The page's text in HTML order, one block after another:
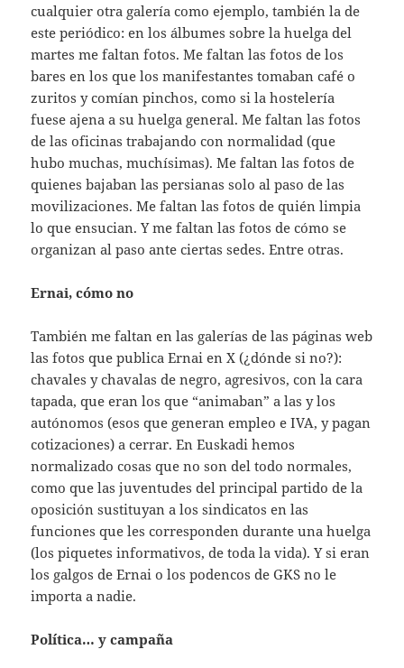
cualquier otra galería como ejemplo, también la de
este periódico: en los álbumes sobre la huelga del
martes me faltan fotos. Me faltan las fotos de los
bares en los que los manifestantes tomaban café o
zuritos y comían pinchos, como si la hostelería
fuese ajena a su huelga general. Me faltan las fotos
de las oficinas trabajando con normalidad (que
hubo muchas, muchísimas). Me faltan las fotos de
quienes bajaban las persianas solo al paso de las
movilizaciones. Me faltan las fotos de quién limpia
lo que ensucian. Y me faltan las fotos de cómo se
organizan al paso ante ciertas sedes. Entre otras.
Ernai, cómo no
También me faltan en las galerías de las páginas web
las fotos que publica Ernai en X (¿dónde si no?):
chavales y chavalas de negro, agresivos, con la cara
tapada, que eran los que “animaban” a las y los
autónomos (esos que generan empleo e IVA, y pagan
cotizaciones) a cerrar. En Euskadi hemos
normalizado cosas que no son del todo normales,
como que las juventudes del principal partido de la
oposición sustituyan a los sindicatos en las
funciones que les corresponden durante una huelga
(los piquetes informativos, de toda la vida). Y si eran
los galgos de Ernai o los podencos de GKS no le
importa a nadie.
Política… y campaña